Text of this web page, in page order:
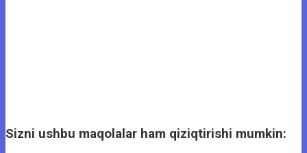
Sizni ushbu maqolalar ham qiziqtirishi mumkin: